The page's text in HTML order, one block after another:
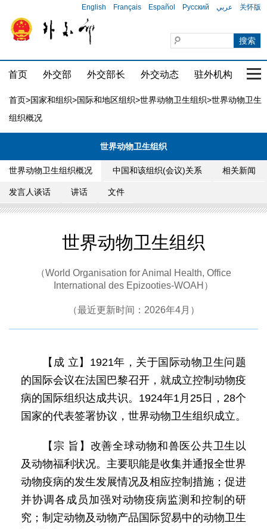
English Français Español Русский عربي 关怀版
首页 外交部 外交部长 外交动态 驻外机构 国
首页>国家和组织>国际和地区组织>世界动物卫生组织>世界动物卫生
组织概况
世界动物卫生组织
世界动物卫生组织概况 中国和该组织(会议)关系 相关新闻
发言人谈话 讲话 文件
世界动物卫生组织
（World Organisation for Animal Health, Office
International des Epizooties-WOAH）
（最近更新时间：2026年4月）
【成 立】1921年，关于国际动物卫生问题
的国际会议在法国巴黎召开，就成立控制动物疫
病的国际组织达成共识。1924年1月25日，28个
国家的代表签署协议，世界动物卫生组织成立。
【宗 旨】改善全球动物和兽医公共卫生以
及动物福利状况。主要职能是收集并通报全世界
动物疫病的发生发展情况及相应控制措施；促进
并协调各成员加强对动物疫病监测和控制的研
究；制定动物及动物产品国际贸易中的动物卫生